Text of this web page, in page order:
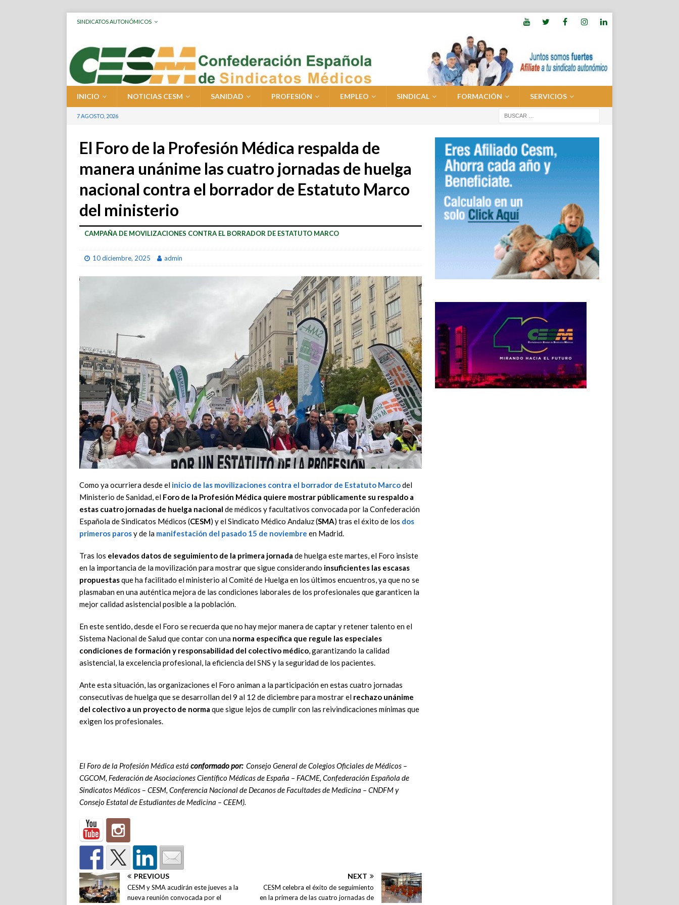
SINDICATOS AUTONÓMICOS
INICIO NOTICIAS CESM SANIDAD PROFESIÓN EMPLEO SINDICAL FORMACIÓN SERVICIOS
7 AGOSTO, 2026
El Foro de la Profesión Médica respalda de
manera unánime las cuatro jornadas de huelga
nacional contra el borrador de Estatuto Marco
del ministerio
CAMPAÑA DE MOVILIZACIONES CONTRA EL BORRADOR DE ESTATUTO MARCO
10 diciembre, 2025 admin
Como ya ocurriera desde el inicio de las movilizaciones contra el borrador de Estatuto Marcodel
Ministerio de Sanidad, el Foro de la Profesión Médica quiere mostrar públicamente su respaldo a
estas cuatro jornadas de huelga nacional de médicos y facultativos convocada por la Confederación
Española de Sindicatos Médicos (CESM) y el Sindicato Médico Andaluz (SMA) tras el éxito de los dos
primeros parosy de la manifestación del pasado 15 de noviembre en Madrid.
Tras los elevados datos de seguimiento de la primera jornada de huelga este martes, el Foro insiste
en la importancia de la movilización para mostrar que sigue considerando insuficientes las escasas
propuestasque ha facilitado el ministerio al Comité de Huelga en los últimos encuentros, ya que no se
plasmaban en una auténtica mejora de las condiciones laborales de los profesionales que garanticen la
mejor calidad asistencial posible a la población.
En este sentido, desde el Foro se recuerda que no hay mejor manera de captar y retener talento en el
Sistema Nacional de Salud que contar con una norma específica que regule las especiales
condiciones de formación y responsabilidad del colectivo médico, garantizando la calidad
asistencial, la excelencia profesional, la eficiencia del SNS y la seguridad de los pacientes.
Ante esta situación, las organizaciones el Foro animan a la participación en estas cuatro jornadas
consecutivas de huelga que se desarrollan del 9 al 12 de diciembre para mostrar el rechazo unánime
del colectivo a un proyecto de norma que sigue lejos de cumplir con las reivindicaciones mínimas que
exigen los profesionales.
El Foro de la Profesión Médica está conformado por:Consejo General de Colegios Oficiales de Médicos –
CGCOM, Federación de Asociaciones Científico Médicas de España – FACME, Confederación Española de
Sindicatos Médicos – CESM, Conferencia Nacional de Decanos de Facultades de Medicina – CNDFM y
Consejo Estatal de Estudiantes de Medicina – CEEM).
PREVIOUS
CESM y SMA acudirán este jueves a la
nueva reunión convocada por el
NEXT
CESM celebra el éxito de seguimiento
en la primera de las cuatro jornadas de